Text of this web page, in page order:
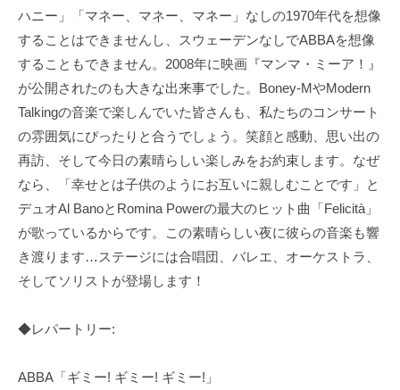
a
s
y
a
m
a
メ
ン
ハニー」「マネー、マネー、マネー」なしの1970年代を想像
することはできませんし、スウェーデンなしでABBAを想像
することもできません。2008年に映画『マンマ・ミーア！』
が公開されたのも大きな出来事でした。Boney-MやModern
Talkingの音楽で楽しんでいた皆さんも、私たちのコンサート
の雰囲気にぴったりと合うでしょう。笑顔と感動、思い出の
再訪、そして今日の素晴らしい楽しみをお約束します。なぜ
なら、「幸せとは子供のようにお互いに親しむことです」と
デュオAl BanoとRomina Powerの最大のヒット曲「Felicità」
が歌っているからです。この素晴らしい夜に彼らの音楽も響
き渡ります…ステージには合唱団、バレエ、オーケストラ、
そしてソリストが登場します！
◆レパートリー:
ABBA「ギミー! ギミー! ギミー!」